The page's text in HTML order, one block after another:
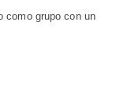
como grupo con un